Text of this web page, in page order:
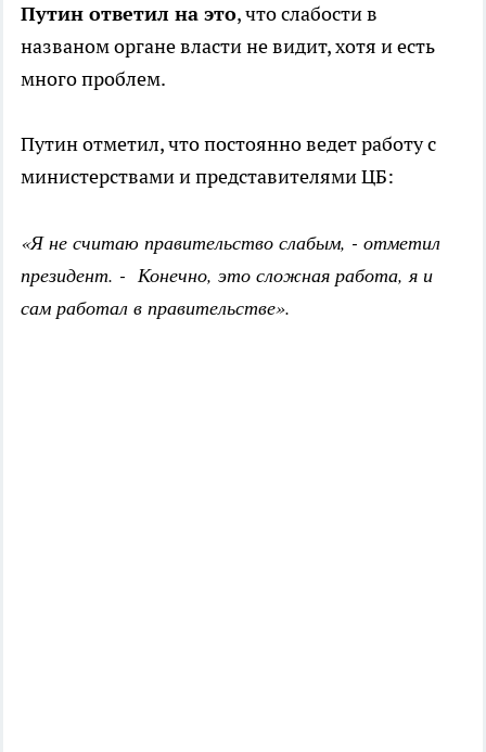
Путин ответил на это, что слабости в
названом органе власти не видит, хотя и есть
много проблем.
Путин отметил, что постоянно ведет работу с
министерствами и представителями ЦБ:
«Я не считаю правительство слабым, - отметил
президент. - Конечно, это сложная работа, я и
сам работал в правительстве».